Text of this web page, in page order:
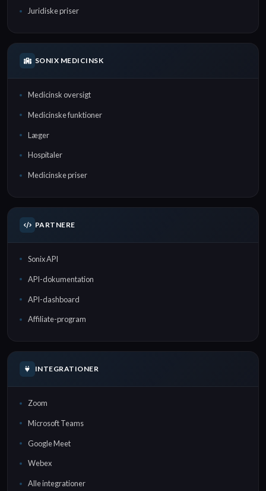
Juridiske priser
SONIX MEDICINSK
Medicinsk oversigt
Medicinske funktioner
Læger
Hospitaler
Medicinske priser
PARTNERE
Sonix API
API-dokumentation
API-dashboard
Affiliate-program
INTEGRATIONER
Zoom
Microsoft Teams
Google Meet
Webex
Alle integrationer